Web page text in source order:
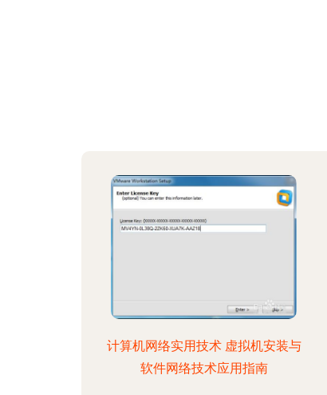
计算机网络实用技术 虚拟机安装与
软件网络技术应用指南